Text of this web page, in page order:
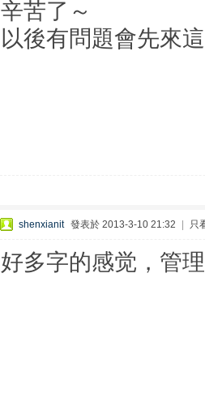
辛苦了～
以後有問題會先來
shenxianit 發表於 2013-3-10 21:32 只
好多字的感觉，管